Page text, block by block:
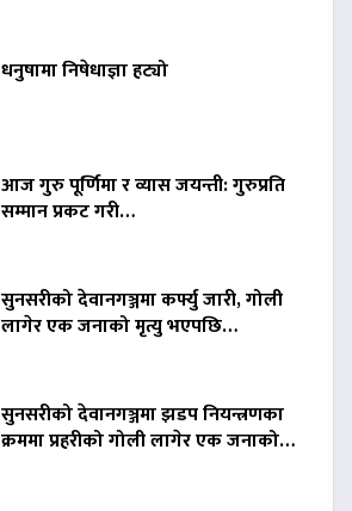
धनुषामा निषेधाज्ञा हट्यो
आज गुरु पूर्णिमा र व्यास जयन्ती: गुरुप्रति
सम्मान प्रकट गरी…
सुनसरीको देवानगञ्जमा कर्फ्यु जारी, गोली
लागेर एक जनाको मृत्यु भएपछि…
सुनसरीको देवानगञ्जमा झडप नियन्त्रणका
क्रममा प्रहरीको गोली लागेर एक जनाको…